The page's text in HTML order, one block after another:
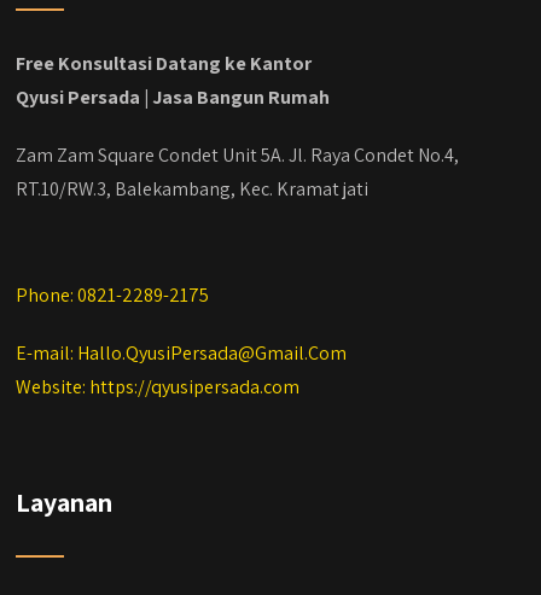
#kontraktorbangunanjabodetabek
#jasabangunrumahjabodetabek
Free Konsultasi Datang ke Kantor
Qyusi Persada | Jasa Bangun Rumah
Zam Zam Square Condet Unit 5A. Jl. Raya Condet No.4,
RT.10/RW.3, Balekambang, Kec. Kramat jati
Phone: 0821-2289-2175
E-mail: Hallo.QyusiPersada@Gmail.Com
Website: https://qyusipersada.com
Layanan